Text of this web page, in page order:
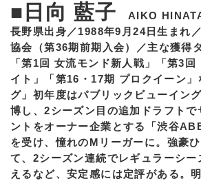
■日向 藍子
AIKO
長野県出身／1988年9月24日生まれ
協会（第36期前期入会）／主な獲得
「第1回 女流モンド新人戦」「第3
イト」「第16・17期 プロクイーン
グ」初年度はパブリックビューイン
博し、2シーズン目の追加ドラフトで
ントをオーナー企業とする「渋谷
を受け、憧れのMリーガーに。強豪
て、2シーズン連続でレギュラーシー
えるなど、安定感には定評がある。